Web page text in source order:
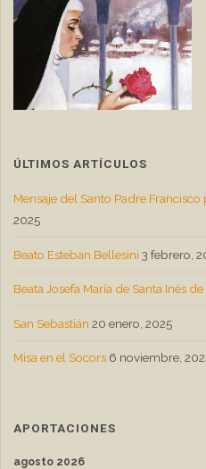
ÚLTIMOS ARTÍCULOS
Mensaje del Santo Padre
2025
Beato Esteban Bellesini 3 febrero,
Beata Josefa María de Santa Inés
San Sebastián 20 enero, 2025
Misa en el Socors 6 noviembre,
APORTACIONES
agosto 2026